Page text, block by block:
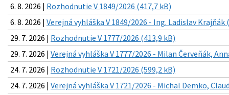
6. 8. 2026 | Rozhodnutie V 1849/2026 (417,7 kB)
6. 8. 2026 | Verejná vyhláška V 1849/2026 - Ing. Ladislav Krajňák
29. 7. 2026 | Rozhodnutie V 1777/2026 (413,9 kB)
29. 7. 2026 | Verejná vyhláška V 1777/2026 - Milan Červeňák,
24. 7. 2026 | Rozhodnutie V 1721/2026 (599,2 kB)
24. 7. 2026 | Verejná vyhláška V 1721/2026 - Michal Demko,